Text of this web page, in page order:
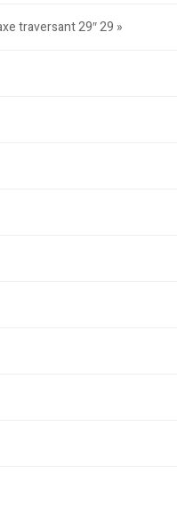
traversant 29″ 29 »